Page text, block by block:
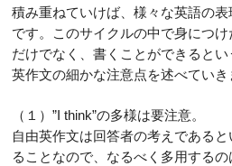
積み重ねていけば、様々な英語の
です。このサイクルの中で身につ
だけでなく、書くことができると
英作文の細かな注意点を述べていき
（１）”I think”の多様は要注意。
自由英作文は回答者の考えである
ることなので、なるべく多用する